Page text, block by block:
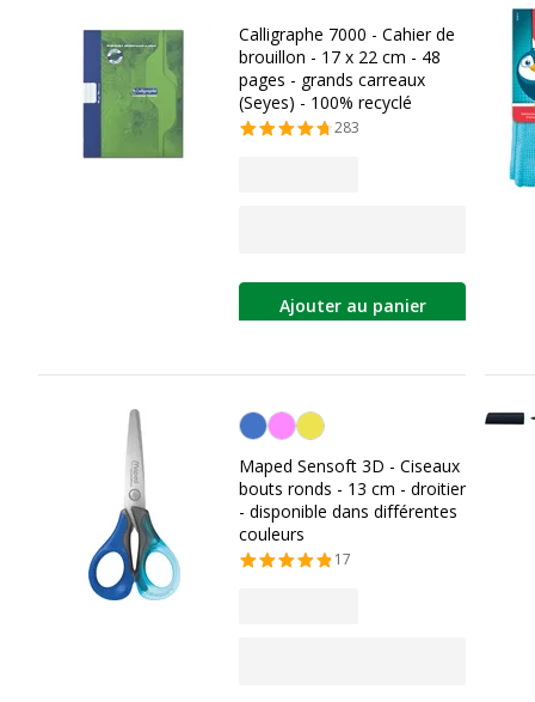
Calligraphe 7000 - Cahier de
brouillon - 17 x 22 cm - 48
pages - grands carreaux
(Seyes) - 100% recyclé
283
Ajouter au panier
Personnalisation de la couleur
Maped Sensoft 3D - Ciseaux
bouts ronds - 13 cm - droitier
- disponible dans différentes
couleurs
17